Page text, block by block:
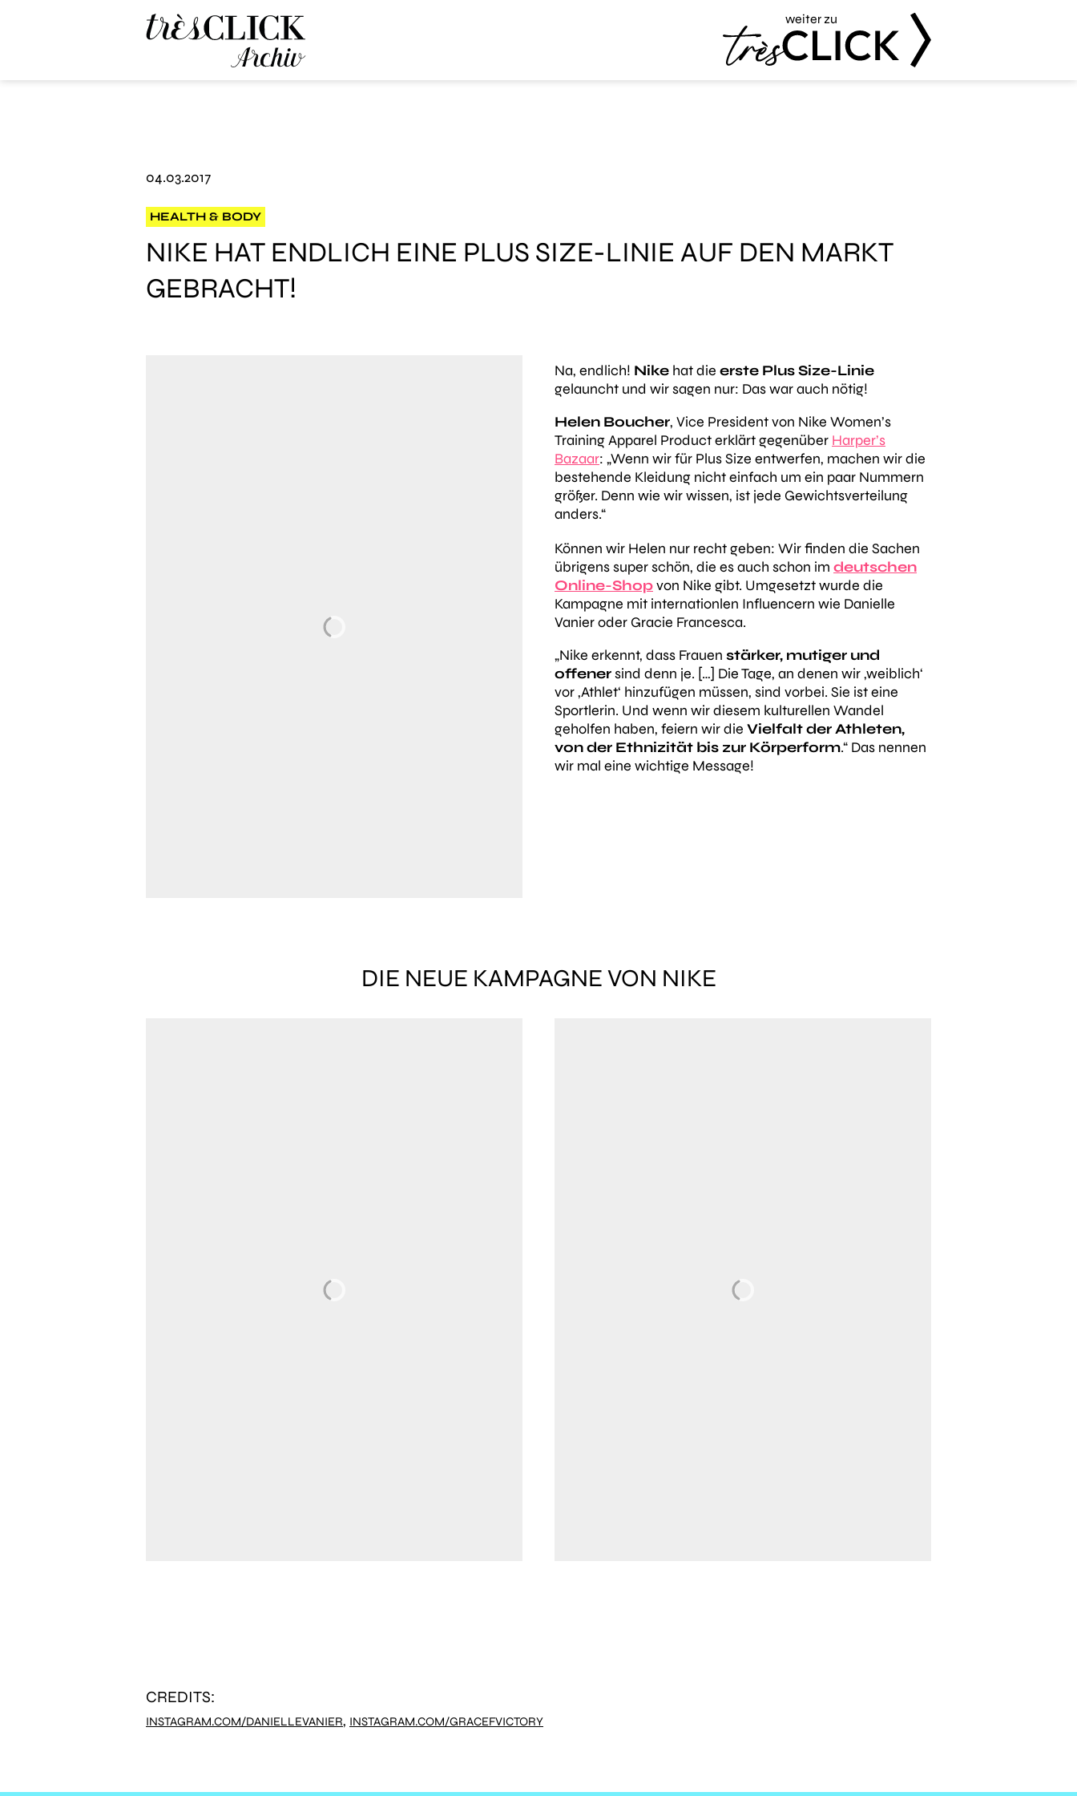
weiter zu
04.03.2017
HEALTH & BODY
NIKE HAT ENDLICH EINE PLUS SIZE-LINIE AUF DEN MARKT
GEBRACHT!
Na, endlich! Nike hat die erste Plus Size-Linie
gelauncht und wir sagen nur: Das war auch nötig!
Helen Boucher, Vice President von Nike Women’s
Training Apparel Product erklärt gegenüber Harper’s
Bazaar: „Wenn wir für Plus Size entwerfen, machen wir die
bestehende Kleidung nicht einfach um ein paar Nummern
größer. Denn wie wir wissen, ist jede Gewichtsverteilung
anders.“
Können wir Helen nur recht geben: Wir finden die Sachen
übrigens super schön, die es auch schon im deutschen
Online-Shopvon Nike gibt. Umgesetzt wurde die
Kampagne mit internationlen Influencern wie Danielle
Vanier oder Gracie Francesca.
„Nike erkennt, dass Frauen stärker, mutiger und
offenersind denn je. […] Die Tage, an denen wir ‚weiblich‘
vor ‚Athlet‘ hinzufügen müssen, sind vorbei. Sie ist eine
Sportlerin. Und wenn wir diesem kulturellen Wandel
geholfen haben, feiern wir die Vielfalt der Athleten,
von der Ethnizität bis zur Körperform.“ Das nennen
wir mal eine wichtige Message!
DIE NEUE KAMPAGNE VON NIKE
CREDITS:
INSTAGRAM.COM/DANIELLEVANIER, INSTAGRAM.COM/GRACEFVICTORY